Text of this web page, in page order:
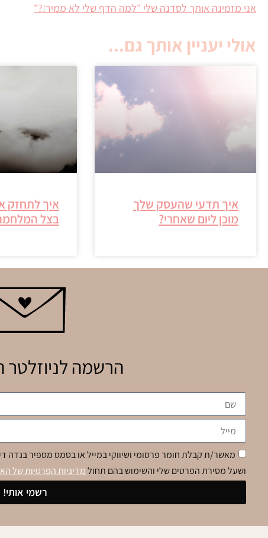
אני מזמינה אותך לסדנה שלי "למה הדף שלי לא ממיר!?"
אולי יעניין אותך גם...
איך תדעי שהעסק שלך
מוכן ליום שאחרי?
איך לתחזק
בצל
הרשמה לניוזלטר
מאשר/ת קבלת חומר פרסומי ושיווקי במייל או בסמס מספיר בנדה
ושעל מסירת הפרטים שלי והשימוש בהם תחולמדיניות הפרטיות של
רשמי אותי!